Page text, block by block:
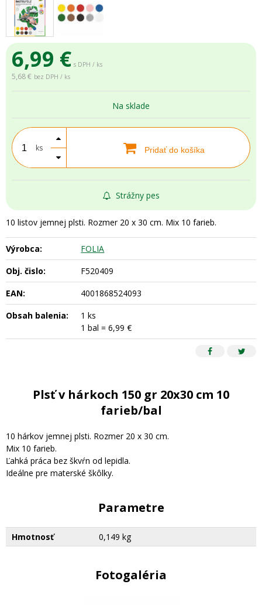
6,99 € s DPH / ks
5,68 € bez DPH / ks
Na sklade
ks Pridať do košíka
Strážny pes
10 listov jemnej plsti. Rozmer 20 x 30 cm. Mix 10 farieb.
Výrobca:
FOLIA
Obj. čislo:
F520409
EAN:
4001868524093
Obsah balenia:
1 ks
1 bal = 6,99 €
Plsť v hárkoch 150 gr 20x30 cm 10
farieb/bal
10 hárkov jemnej plsti. Rozmer 20 x 30 cm.
Mix 10 farieb.
Ľahká práca bez škvŕn od lepidla.
Ideálne pre materské škôlky.
Parametre
Hmotnosť 0,149 kg
Fotogaléria